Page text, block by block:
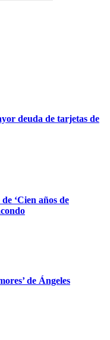
deuda de tarjetas de
‘Cien años de
de Ángeles